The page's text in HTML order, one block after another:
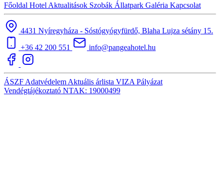
Főoldal Hotel Aktualitások Szobák Állatpark Galéria Kapcsolat
4431 Nyíregyháza - Sóstógyógyfürdő, Blaha Lujza sétány 15.
+36 42 200 551
info@pangeahotel.hu
ÁSZF Adatvédelem Aktuális árlista VIZA Pályázat
Vendégtájékoztató NTAK: 19000499